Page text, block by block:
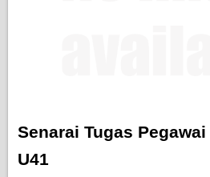
Senarai Tugas
U41